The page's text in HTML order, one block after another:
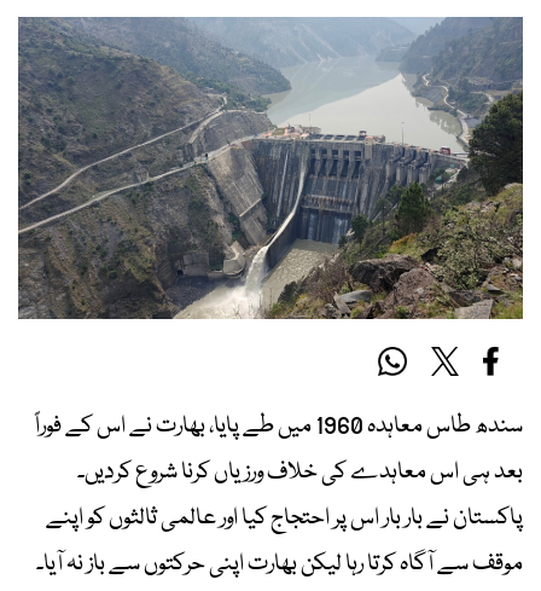
سندھ طاس معاہدہ 1960 میں طے پایا، بھارت نے اس کے فوراً
بعد ہی اس معاہدے کی خلاف ورزیاں کرنا شروع کردیں۔
پاکستان نے بار بار اس پر احتجاج کیا اور عالمی ثالثوں کو اپنے
موقف سے آگاہ کرتا رہا لیکن بھارت اپنی حرکتوں سے باز نہ آیا۔